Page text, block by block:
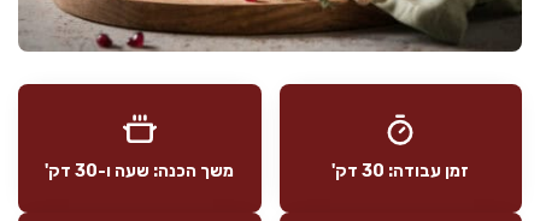
זמן עבודה: 30 דק' משך הכנה: שעה ו-30 דק'